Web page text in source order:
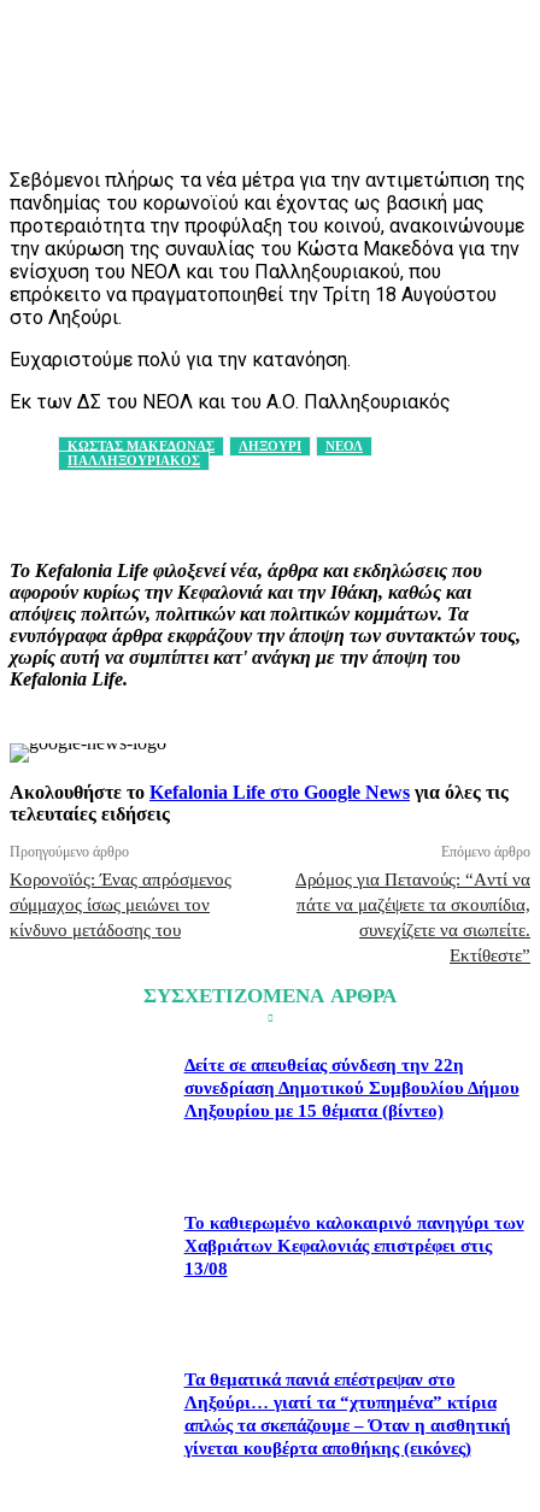
Σεβόμενοι πλήρως τα νέα μέτρα για την αντιμετώπιση της
πανδημίας του κορωνοϊού και έχοντας ως βασική μας
προτεραιότητα την προφύλαξη του κοινού, ανακοινώνουμε
την ακύρωση της συναυλίας του Κώστα Μακεδόνα για την
ενίσχυση του ΝΕΟΛ και του Παλληξουριακού, που
επρόκειτο να πραγματοποιηθεί την Τρίτη 18 Αυγούστου
στο Ληξούρι.
Ευχαριστούμε πολύ για την κατανόηση.
Εκ των ΔΣ του ΝΕΟΛ και του Α.Ο. Παλληξουριακός
ΚΩΣΤΑΣ ΜΑΚΕΔΟΝΑΣ ΛΗΞΟΥΡΙ
ΝΕΟΛ
ΠΑΛΛΗΞΟΥΡΙΑΚΟΣ
Το Kefalonia Life φιλοξενεί νέα, άρθρα και εκδηλώσεις που
αφορούν κυρίως την Κεφαλονιά και την Ιθάκη, καθώς και
απόψεις πολιτών, πολιτικών και πολιτικών κομμάτων. Τα
ενυπόγραφα άρθρα εκφράζουν την άποψη των συντακτών τους,
χωρίς αυτή να συμπίπτει κατ' ανάγκη με την άποψη του
Kefalonia Life.
Ακολουθήστε το Kefalonia Life στο Google News για όλες τις
τελευταίες ειδήσεις
Προηγούμενο άρθρο
Κορονοϊός: Ένας απρόσμενος
σύμμαχος ίσως μειώνει τον
κίνδυνο μετάδοσης του
Επόμενο άρθρο
Δρόμος για Πετανούς: “Aντί να
πάτε να μαζέψετε τα σκουπίδια,
συνεχίζετε να σιωπείτε.
Εκτίθεστε”
ΣΥΣΧΕΤΙΖΟΜΕΝΑ ΑΡΘΡΑ
Δείτε σε απευθείας σύνδεση την 22η
συνεδρίαση Δημοτικού Συμβουλίου Δήμου
Ληξουρίου με 15 θέματα (βίντεο)
Το καθιερωμένο καλοκαιρινό πανηγύρι των
Χαβριάτων Κεφαλονιάς επιστρέφει στις
13/08
Τα θεματικά πανιά επέστρεψαν στο
Ληξούρι… γιατί τα “χτυπημένα” κτίρια
απλώς τα σκεπάζουμε – Όταν η αισθητική
γίνεται κουβέρτα αποθήκης (εικόνες)